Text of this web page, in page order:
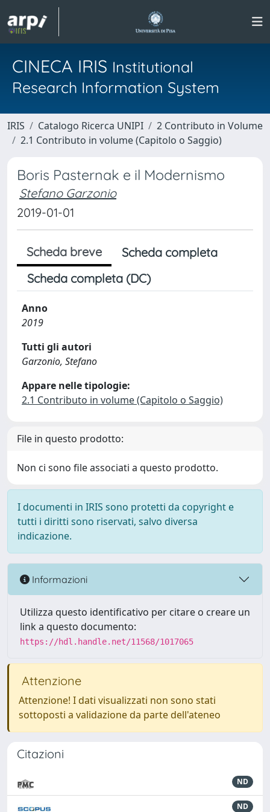
CINECA IRIS Institutional
Research Information System
IRIS Catalogo Ricerca UNIPI
2 Contributo in Volume
2.1 Contributo in volume (Capitolo o Saggio)
Boris Pasternak e il Modernismo
Stefano Garzonio
2019-01-01
Scheda breve
Scheda completa
Scheda completa (DC)
Anno
2019
Tutti gli autori
Garzonio, Stefano
Appare nelle tipologie:
2.1 Contributo in volume (Capitolo o Saggio)
File in questo prodotto:
Non ci sono file associati a questo prodotto.
I documenti in IRIS sono protetti da copyright e
tutti i diritti sono riservati, salvo diversa
indicazione.
Informazioni
Utilizza questo identificativo per citare o creare un
link a questo documento:
https://hdl.handle.net/11568/1017065
Attenzione
Attenzione! I dati visualizzati non sono stati
sottoposti a validazione da parte dell'ateneo
Citazioni
ND
ND